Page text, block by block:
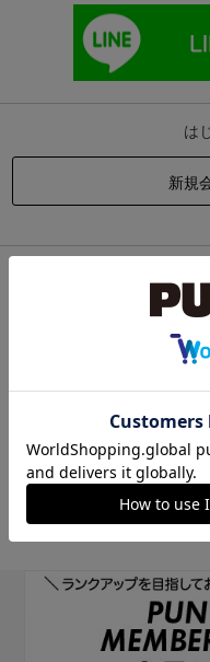
は
他のサイトIDで新規会員登
ログインすることができます